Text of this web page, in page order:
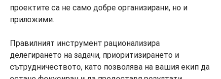
проектите са не само добре организирани, но и
приложими.
Правилният инструмент рационализира
делегирането на задачи, приоритизирането и
сътрудничеството, като позволява на вашия екип да